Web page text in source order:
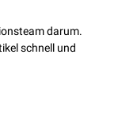
darum.
schnell und